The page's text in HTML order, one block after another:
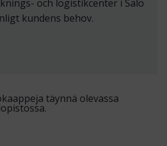
och logistikcenter i Salo
kundens behov.